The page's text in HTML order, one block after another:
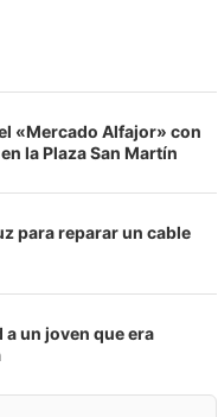
«Mercado Alfajor» con
la Plaza San Martín
para reparar un cable
un joven que era